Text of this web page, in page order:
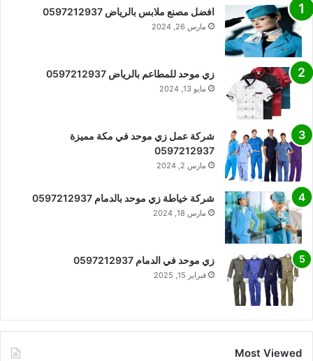
افضل مصنع ملابس بالرياض 0597212937
مارس 26, 2024
زي موحد للمطاعم بالرياض 0597212937
مايو 13, 2024
شركة عمل زي موحد في مكة مميزة
0597212937
مارس 2, 2024
شركة خياطة زي موحد بالدمام 0597212937
مارس 18, 2024
زي موحد في الدمام 0597212937
فبراير 15, 2025
Most Viewed